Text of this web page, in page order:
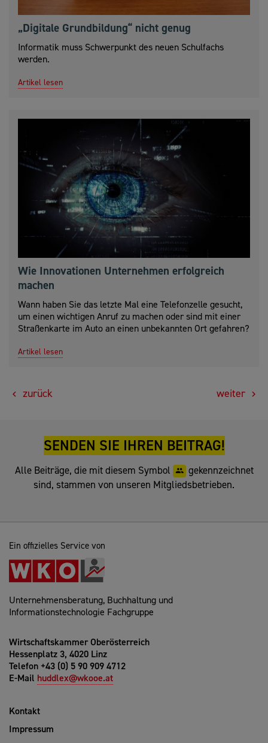
„Digitale Grundbildung“ nicht genug
Informatik muss Schwerpunkt des neuen Schulfachs
werden.
Artikel lesen
Wie Innovationen Unternehmen erfolgreich
machen
Wann haben Sie das letzte Mal eine Telefonzelle gesucht,
um einen wichtigen Anruf zu machen oder sind mit einer
Straßenkarte im Auto an einen unbekannten Ort gefahren?
Artikel lesen
zurück weiter
SENDEN SIE IHREN BEITRAG!
Alle Beiträge, die mit diesem Symbol
gekennzeichnet
sind, stammen von unseren Mitgliedsbetrieben.
Ein offizielles Service von
Unternehmensberatung, Buchhaltung und
Informationstechnologie Fachgruppe
Wirtschaftskammer Oberösterreich
Hessenplatz 3, 4020 Linz
Telefon +43 (0) 5 90 909 4712
E-Mail huddlex@wkooe.at
Kontakt
Impressum